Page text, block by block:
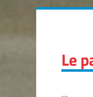
Le